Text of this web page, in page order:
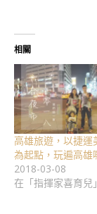
相關
高雄旅遊，以捷運
為起點，玩遍高雄
2018-03-08
在「指揮家喜育兒